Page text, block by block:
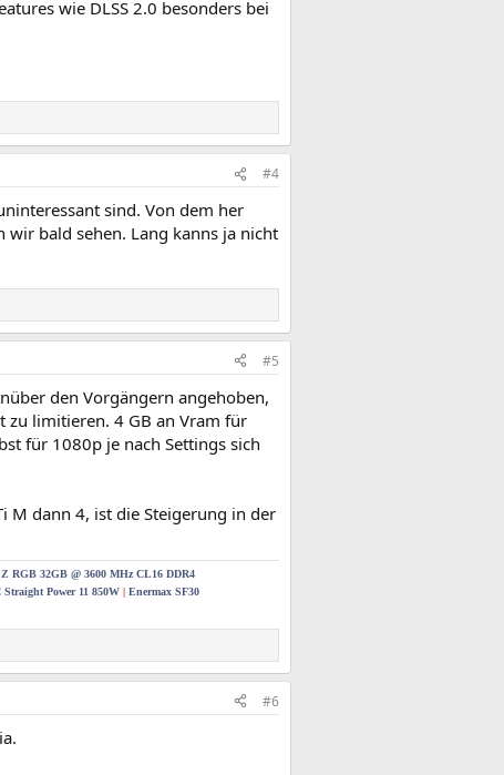
wie DLSS 2.0 besonders bei
#4
sind. Von dem her
bald sehen. Lang kanns ja nicht
#5
den Vorgängern angehoben,
zu limitieren. 4 GB an Vram für
für 1080p je nach Settings sich
M dann 4, ist die Steigerung in der
RGB 32GB @ 3600 MHz CL16 DDR4
Straight Power 11 850W | Enermax SF30
#6